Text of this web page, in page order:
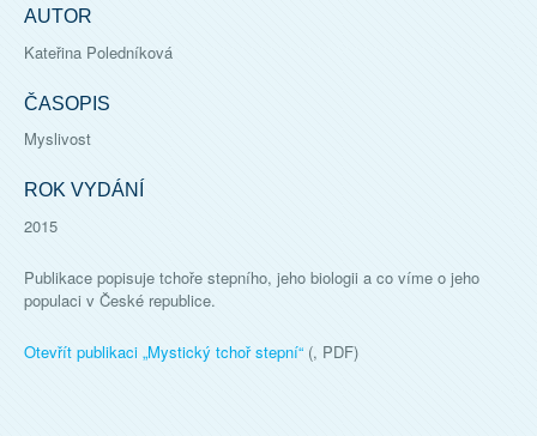
AUTOR
Kateřina Poledníková
ČASOPIS
Myslivost
ROK VYDÁNÍ
2015
Publikace popisuje tchoře stepního, jeho biologii a co víme o jeho
populaci v České republice.
Otevřít publikaci „Mystický tchoř stepní“ (, PDF)